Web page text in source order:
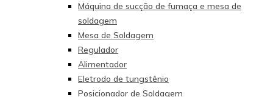
Máquina de sucção de fumaça e mesa de
soldagem
Mesa de Soldagem
Regulador
Alimentador
Eletrodo de tungstênio
Posicionador de Soldagem